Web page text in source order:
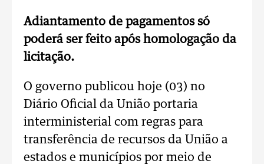
Adiantamento de pagamentos só
poderá ser feito após homologação da
licitação.
O governo publicou hoje (03) no
Diário Oficial da União portaria
interministerial com regras para
transferência de recursos da União a
estados e municípios por meio de